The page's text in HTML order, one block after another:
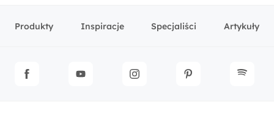
Produkty Inspiracje Specjaliści Artykuły